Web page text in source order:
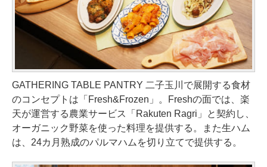
GATHERING TABLE PANTRY 二子玉川で展開する食材
のコンセプトは「Fresh&Frozen」。Freshの面では、楽
天が運営する農業サービス「Rakuten Ragri」と契約し、
オーガニック野菜を使った料理を提供する。また生ハム
は、24カ月熟成のパルマハムを切り立てで提供する。